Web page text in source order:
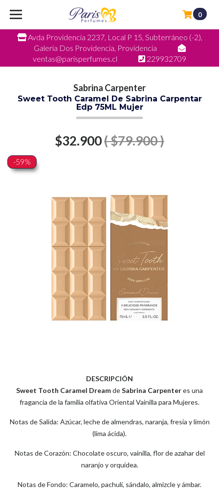
Avda Providencia 2237, Local P 15, Subterráneo (-2),
Galeria Dos Providencia, Providencia
ventas@parisperfumes.cl
229932709
0
Sabrina Carpenter
Sweet Tooth Caramel De Sabrina Carpentar
Edp 75ML Mujer
$32.900( $79.900 )
-59%
DESCRIPCIÓN
Sweet Tooth Caramel DreamdeSabrina Carpenteres una
fragancia de la familia olfativa Oriental Vainilla para Mujeres.
Notas de Salida: Azúcar, leche de almendras, naranja, fresia y limón
(lima ácida).
Notas de Corazón: Chocolate oscuro, vainilla, flor de azahar del
naranjo y orquídea.
Notas de Fondo: Caramelo, pachulí, sándalo, almizcle y ámbar.